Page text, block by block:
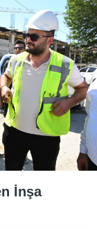
İnşa